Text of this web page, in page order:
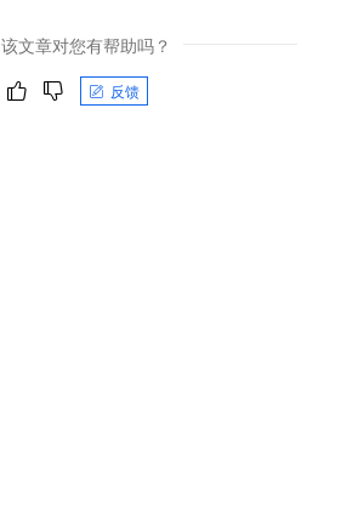
该文章对您有帮助吗？
反馈